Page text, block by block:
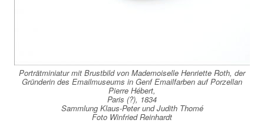
Porträtminiatur mit Brustbild von Mademoiselle Henriette Roth, der
Gründerin des Emailmuseums in Genf Emailfarben auf Porzellan
Pierre Hébert,
Paris (?), 1834
Sammlung Klaus-Peter und Judith Thomé
Foto Winfried Reinhardt